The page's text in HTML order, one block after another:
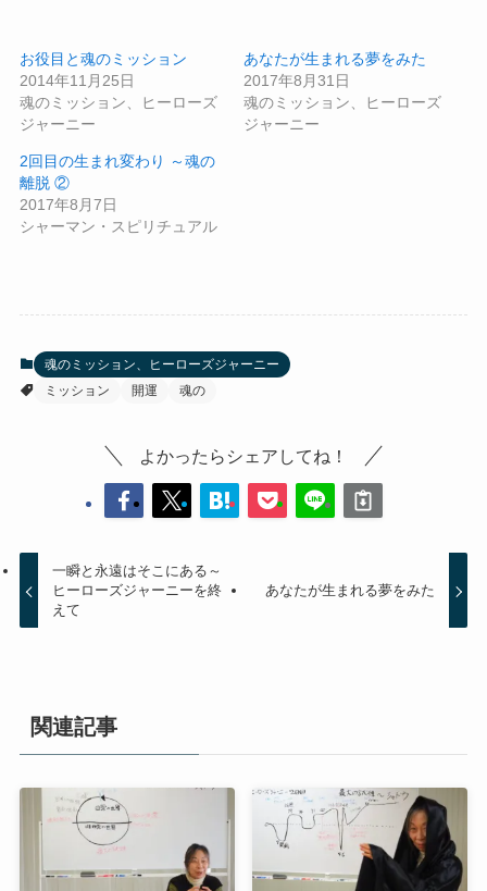
お役目と魂のミッション
2014年11月25日
魂のミッション、ヒーローズ
ジャーニー
あなたが生まれる夢をみた
2017年8月31日
魂のミッション、ヒーローズ
ジャーニー
2回目の生まれ変わり ～魂の
離脱 ②
2017年8月7日
シャーマン・スピリチュアル
魂のミッション、ヒーローズジャーニー
ミッション
開運 魂の
よかったらシェアしてね！
一瞬と永遠はそこにある～
ヒーローズジャーニーを終
えて
あなたが生まれる夢をみた
関連記事